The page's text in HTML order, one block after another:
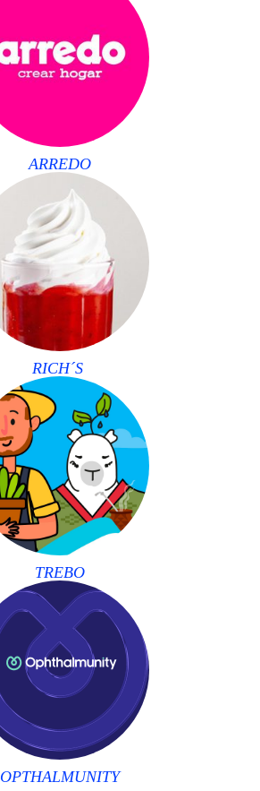
ARREDO
RICH´S
TREBO
OPTHALMUNITY